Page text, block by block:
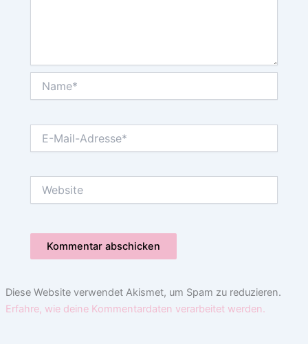
Mail-
Diese Website verwendet Akismet, um Spam zu reduzieren.
Erfahre, wie deine Kommentardaten verarbeitet werden.